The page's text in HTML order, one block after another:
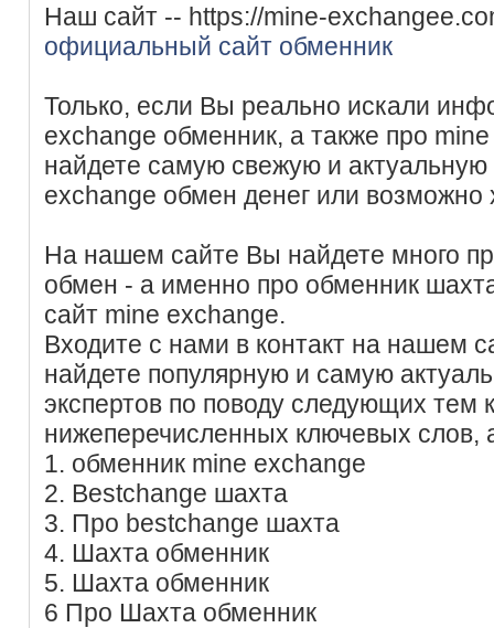
Наш сайт -- https://mine-
официальный сайт обменник
Только, если Вы реально искали
exchange обменник, а также про
найдете самую свежую и
exchange обмен денег или возможно
На нашем сайте Вы найдете много
обмен - а именно про обменник
сайт mine exchange.
Входите с нами в контакт на нашем
найдете популярную и самую
экспертов по поводу следующих тем
нижеперечисленных ключевых слов,
1. обменник mine exchange
2. Bestchange шахта
3. Про bestchange шахта
4. Шахта обменник
5. Шахта обменник
6 Про Шахта обменник